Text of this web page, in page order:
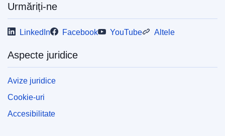
Urmăriți-ne
LinkedIn Facebook YouTube Altele
Aspecte juridice
Avize juridice
Cookie-uri
Accesibilitate